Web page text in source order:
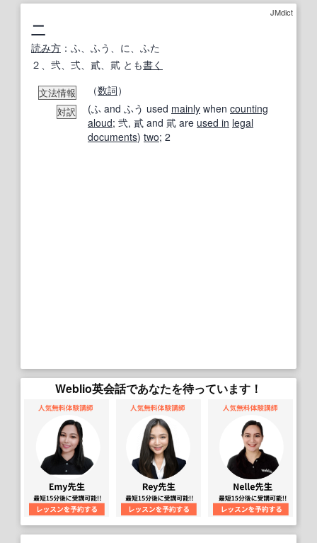
JMdict
二
読み方 ：ふ、ふう、に、ふた
２、弐、弍、貳、貮 とも書く
文法情報 （数詞）
対訳 (ふ and ふう used mainly when counting
aloud; 弐, 貳 and 貮 are used in legal
documents) two; 2
Weblio英会話であなたを待っています！